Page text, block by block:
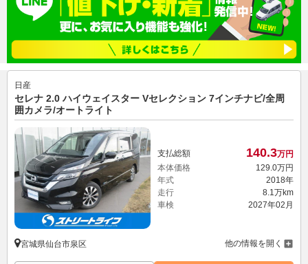
日産
セレナ 2.0 ハイウェイスター Vセレクション 7インチナビ/全周
囲カメラ/オートライト
支払総額 140.3万円
本体価格
129. 0万円
年式
2018年
走行
8.1万km
車検
2027年02月
宮城県仙台市泉区 他の情報を開く